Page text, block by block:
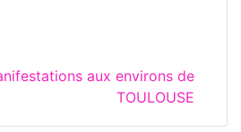
aux environs de
TOULOUSE